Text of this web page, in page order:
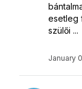
esetleg
szülői ...
January